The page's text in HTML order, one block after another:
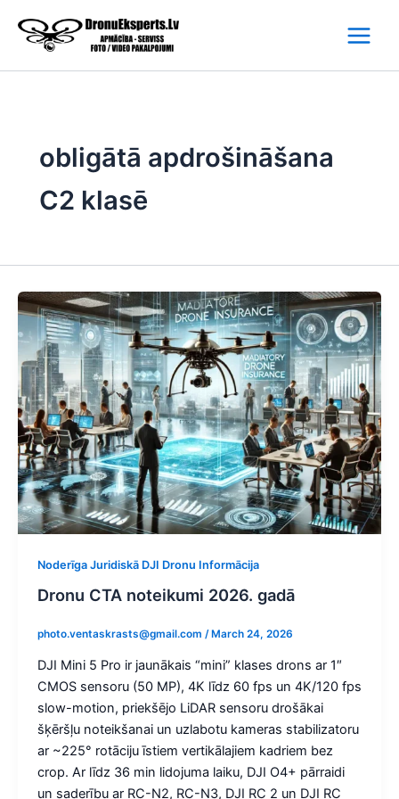
content
obligātā apdrošināšana
C2 klasē
Noderīga Juridiskā DJI Dronu Informācija
Dronu CTA noteikumi 2026. gadā
photo.ventaskrasts@gmail.com / March 24, 2026
DJI Mini 5 Pro ir jaunākais “mini” klases drons ar 1″
CMOS sensoru (50 MP), 4K līdz 60 fps un 4K/120 fps
slow-motion, priekšējo LiDAR sensoru drošākai
šķēršļu noteikšanai un uzlabotu kameras stabilizatoru
ar ~225° rotāciju īstiem vertikālajiem kadriem bez
crop. Ar līdz 36 min lidojuma laiku, DJI O4+ pārraidi
un saderību ar RC-N2, RC-N3, DJI RC 2 un DJI RC